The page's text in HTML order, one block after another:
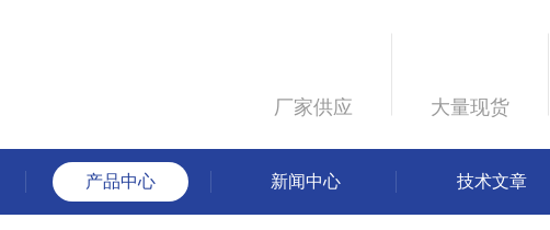
厂家供应 大量现货
产品中心 新闻中心 技术文章